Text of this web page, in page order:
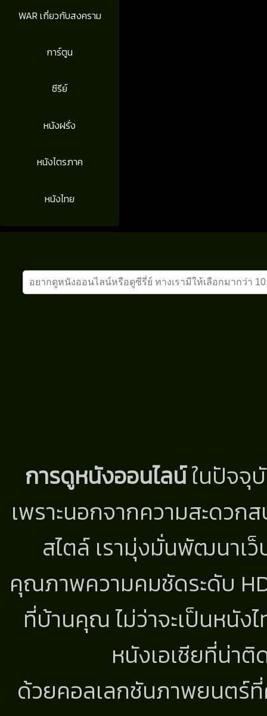
WAR เกี่ยวกับสงคราม
การ์ตูน
ซีรีย์
หนังฝรั่ง
หนังไตรภาค
หนังไทย
การดูหนังออนไลน์ในปัจจุ
เพราะนอกจากความสะดว
สไตล์ เรามุ่งมั่นพัฒนาเ
คุณภาพความคมชัดระดับ
ที่บ้านคุณ ไม่ว่าจะเป็นหนั
หนังเอเชียที่น่า
ด้วยคอลเลกชันภาพยนตร์